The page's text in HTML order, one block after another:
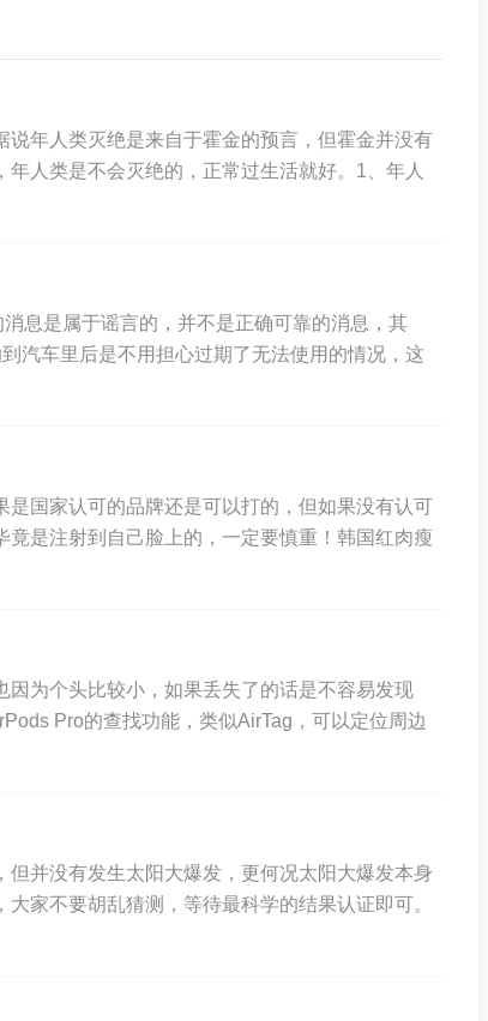
提供信息存储空间服务，不拥有所有权，不承担
说年人类灭绝是来自于霍金的预言，但霍金并没有
人类是不会灭绝的，正常过生活就好。1、年人
息是属于谣言的，并不是正确可靠的消息，其
汽车里后是不用担心过期了无法使用的情况，这
国家认可的品牌还是可以打的，但如果没有认可
是注射到自己脸上的，一定要慎重！韩国红肉瘦
为个头比较小，如果丢失了的话是不容易发现
Pro的查找功能，类似AirTag，可以定位周边
并没有发生太阳大爆发，更何况太阳大爆发本身
家不要胡乱猜测，等待最科学的结果认证即可。